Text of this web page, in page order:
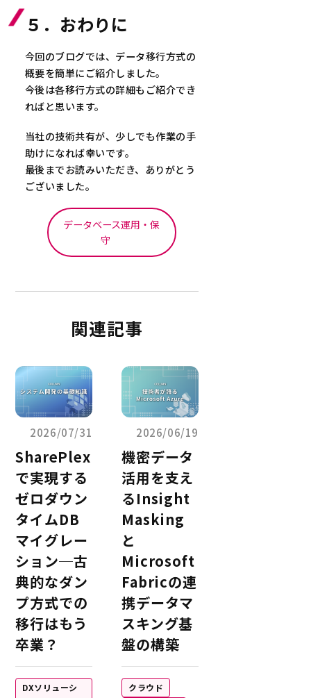
５．おわりに
今回のブログでは、データ移行方式の
概要を簡単にご紹介しました。
今後は各移行方式の詳細もご紹介でき
ればと思います。
当社の技術共有が、少しでも作業の手
助けになれば幸いです。
最後までお読みいただき、ありがとう
ございました。
データベース運用・保
守
関連記事
2026/07/31
SharePlex
で実現する
ゼロダウン
タイムDB
マイグレー
ション─古
典的なダン
プ方式での
移行はもう
卒業？
DXソリューシ
2026/06/19
機密データ
活用を支え
るInsight
Masking
と
Microsoft
Fabricの連
携データマ
スキング基
盤の構築
クラウド